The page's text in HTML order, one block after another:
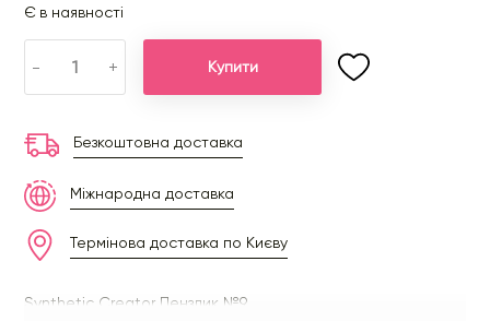
Є в наявності
- + Купити
Безкоштовна доставка
Міжнародна доставка
Термінова доставка по Києву
Synthetic Creator Пензлик №9